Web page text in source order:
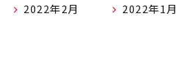
2022年2月 2022年1月